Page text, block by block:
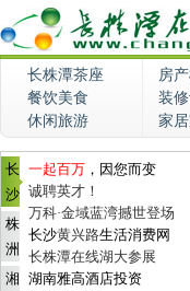
长株潭茶座 房
餐饮美食
装
休闲旅游
家
长
沙
株
洲
湘
一起百万 ，因您而变
诚聘英才！
万科·金域蓝湾撼世登场
长沙黄兴路生活消费网
长株潭在线湖大参展
湖南雅高酒店投资